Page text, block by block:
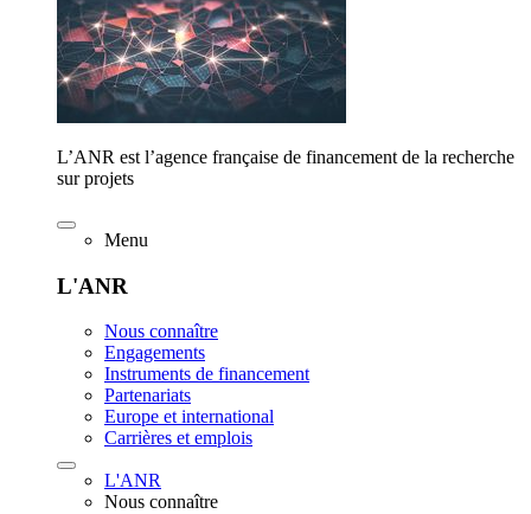
L’ANR est l’agence française de financement de la recherche
sur projets
Menu
L'ANR
Nous connaître
Engagements
Instruments de financement
Partenariats
Europe et international
Carrières et emplois
L'ANR
Nous connaître